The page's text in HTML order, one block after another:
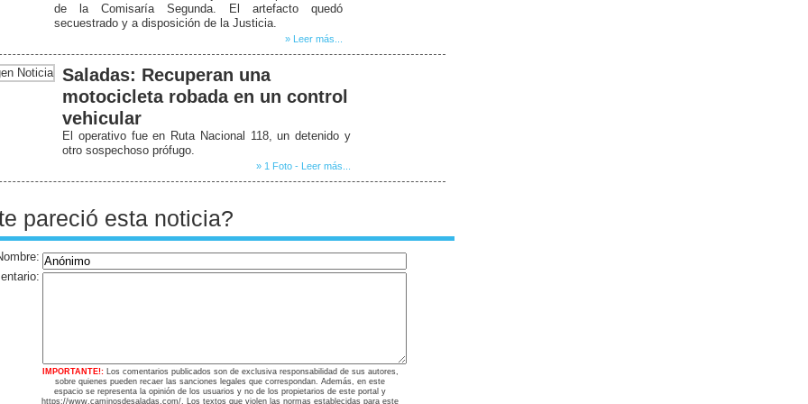
de la Comisaría Segunda. El artefacto quedó
secuestrado y a disposición de la Justicia.
» Leer más...
Saladas: Recuperan una
motocicleta robada en un control
vehicular
El operativo fue en Ruta Nacional 118, un detenido y
otro sospechoso prófugo.
» 1 Foto - Leer más...
pareció esta noticia?
IMPORTANTE!: Los comentarios publicados son de exclusiva responsabilidad de sus autores,
sobre quienes pueden recaer las sanciones legales que correspondan. Además, en este
espacio se representa la opinión de los usuarios y no de los propietarios de este portal y
https://www.caminosdesaladas.com/. Los textos que violen las normas establecidas para este